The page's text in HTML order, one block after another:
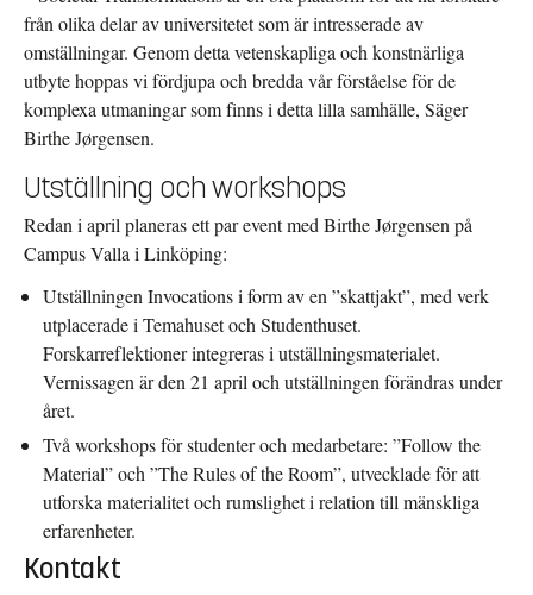
från olika delar av universitetet som är intresserade av
omställningar. Genom detta vetenskapliga och konstnärliga
utbyte hoppas vi fördjupa och bredda vår förståelse för de
komplexa utmaningar som finns i detta lilla samhälle, Säger
Birthe Jørgensen.
Utställning och workshops
Redan i april planeras ett par event med Birthe Jørgensen på
Campus Valla i Linköping:
Utställningen Invocations i form av en ”skattjakt”, med verk
utplacerade i Temahuset och Studenthuset.
Forskarreflektioner integreras i utställningsmaterialet.
Vernissagen är den 21 april och utställningen förändras under
året.
Två workshops för studenter och medarbetare: ”Follow the
Material” och ”The Rules of the Room”, utvecklade för att
utforska materialitet och rumslighet i relation till mänskliga
erfarenheter.
Kontakt